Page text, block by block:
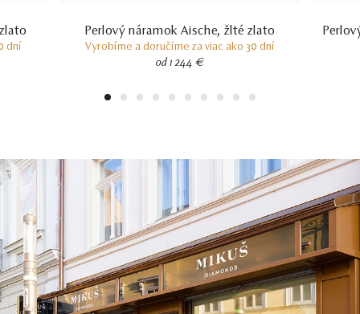
dní
Perlový náramok Aische, žlté zlato
Vyrobíme a doručíme za viac ako 30 dní
od 1 244 €
1 2 3 4 5 6 7 8 9 10